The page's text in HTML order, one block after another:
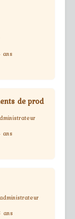
ans
de prod
ans
administrateur
ans